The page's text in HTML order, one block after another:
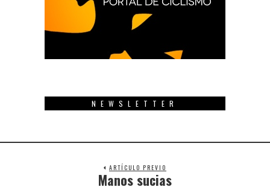
NEWSLETTER
ARTÍCULO PREVIO
Previous
Manos sucias